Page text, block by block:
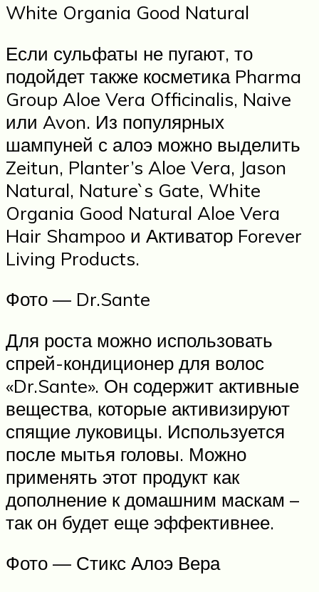
White Organia Good Natural
Если сульфаты не пугают, то
подойдет также косметика Pharma
Group Aloe Vera Officinalis, Naive
или Avon. Из популярных
шампуней с алоэ можно выделить
Zeitun, Planter’s Aloe Vera, Jason
Natural, Nature`s Gate, White
Organia Good Natural Aloe Vera
Hair Shampoo и Активатор Forever
Living Products.
Фото — Dr.Sante
Для роста можно использовать
спрей-кондиционер для волос
«Dr.Sante». Он содержит активные
вещества, которые активизируют
спящие луковицы. Используется
после мытья головы. Можно
применять этот продукт как
дополнение к домашним маскам –
так он будет еще эффективнее.
Фото — Стикс Алоэ Вера